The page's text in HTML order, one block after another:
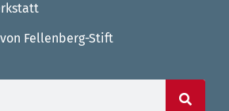
Fellenberg-Stift